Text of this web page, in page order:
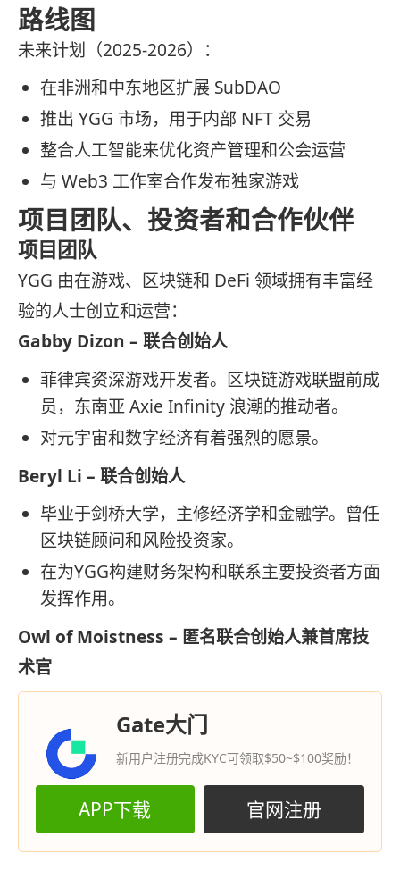
路线图
未来计划（2025-2026）：
在非洲和中东地区扩展 SubDAO
推出 YGG 市场，用于内部 NFT 交易
整合人工智能来优化资产管理和公会运营
与 Web3 工作室合作发布独家游戏
项目团队、投资者和合作伙伴
项目团队
YGG 由在游戏、区块链和 DeFi 领域拥有丰富经
验的人士创立和运营：
Gabby Dizon – 联合创始人
菲律宾资深游戏开发者。区块链游戏联盟前成
员，东南亚 Axie Infinity 浪潮的推动者。
对元宇宙和数字经济有着强烈的愿景。
Beryl Li – 联合创始人
毕业于剑桥大学，主修经济学和金融学。曾任
区块链顾问和风险投资家。
在为YGG构建财务架构和联系主要投资者方面
发挥作用。
Owl of Moistness – 匿名联合创始人兼首席技
术官
Gate大门
新用户注册完成KYC可领取$50~$100奖励！
APP下载 官网注册